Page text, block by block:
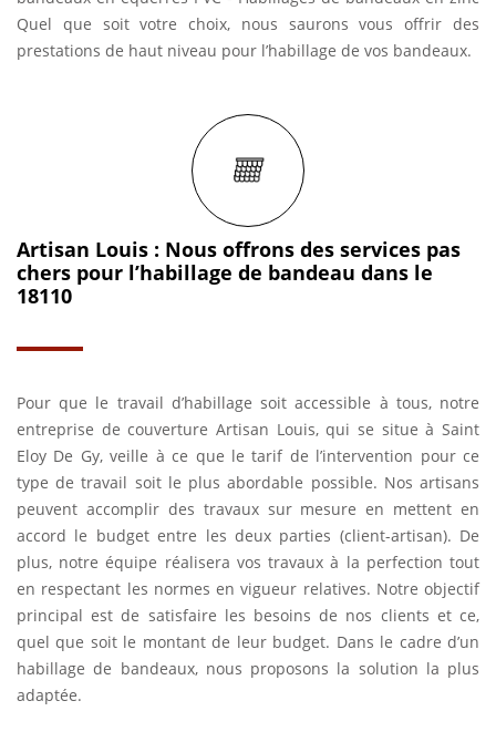
Quel que soit votre choix, nous saurons vous offrir des
prestations de haut niveau pour l’habillage de vos bandeaux.
Artisan Louis : Nous offrons des services pas
chers pour l’habillage de bandeau dans le
18110
Pour que le travail d’habillage soit accessible à tous, notre
entreprise de couverture Artisan Louis, qui se situe à Saint
Eloy De Gy, veille à ce que le tarif de l’intervention pour ce
type de travail soit le plus abordable possible. Nos artisans
peuvent accomplir des travaux sur mesure en mettent en
accord le budget entre les deux parties (client-artisan). De
plus, notre équipe réalisera vos travaux à la perfection tout
en respectant les normes en vigueur relatives. Notre objectif
principal est de satisfaire les besoins de nos clients et ce,
quel que soit le montant de leur budget. Dans le cadre d’un
habillage de bandeaux, nous proposons la solution la plus
adaptée.